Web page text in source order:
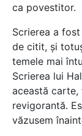
ca povestitor.
Scrierea a
de citit, și
temele mai
Scrierea lui
această
revigorantă.
văzusem